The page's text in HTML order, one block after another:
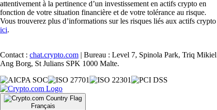
attentivement à la pertinence d’un investissement en actifs crypto en
fonction de votre situation financière et de votre tolérance au risque.
Vous trouverez plus d’informations sur les risques liés aux actifs crypto
ici.
Contact : chat.crypto.com | Bureau : Level 7, Spinola Park, Triq Mikiel
Ang Borg, St Julians SPK 1000 Malte.
Français